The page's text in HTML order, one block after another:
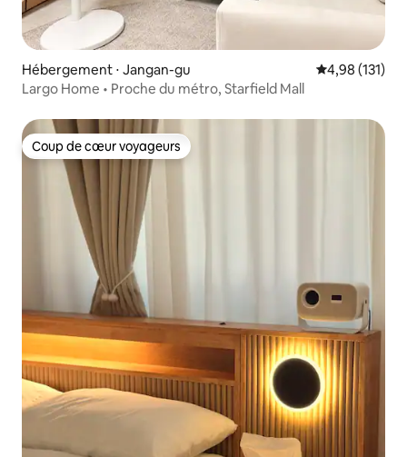
Hébergement ⋅ Jangan-gu Évaluation
4,98 (131)
Largo Home • Proche du métro, Starfield Mall
Coup de cœur voyageurs
Coup de cœur voyageurs